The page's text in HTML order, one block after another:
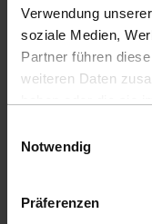
Verwendung
soziale Medien,
Partner führen
weiteren Daten
Einstellungen zu
Notwendig
Präferenzen